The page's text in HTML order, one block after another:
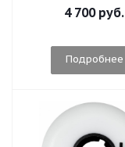
4 700 руб.
Подробнее